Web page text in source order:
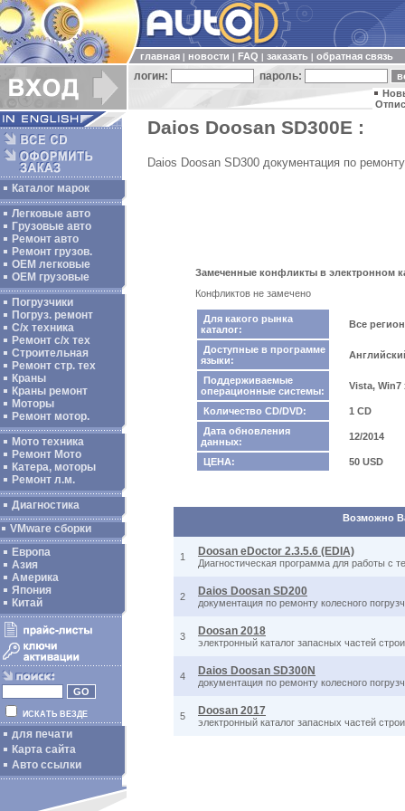
главная новости FAQ заказать обратная связь
логин: пароль:
Каталог марок
Легковые авто
Грузовые авто
Ремонт авто
Ремонт грузов.
ОЕМ легковые
OEM грузовые
Погрузчики
Погруз. ремонт
С/х техника
Ремонт с/х тех
Строительная
Ремонт стр. тех
Краны
Краны ремонт
Моторы
Ремонт мотор.
Мото техника
Ремонт Мото
Катера, моторы
Ремонт л.м.
Диагностика
VMware сборки
Европа
Азия
Америка
Япония
Китай
ИСКАТЬ ВЕЗДЕ
для печати
Карта сайта
Авто ссылки
Daios Doosan SD300E :
Daios Doosan SD300 документация по
Замеченные конфликты в электронном
Конфликтов не замечено
Для какого рынка
каталог:
Все
Доступные в программе
языки:
Поддерживаемые
операционные системы:
Vista, Win7
Количество CD/DVD:
1 CD
Дата обновления
данных:
12/2014
ЦЕНА: 50 USD
Возможно
1 Doosan eDoctor 2.3.5.6 (EDIA)
Диагностическая программа для работы с
2 Daios Doosan SD200
документация по ремонту колесного
3 Doosan 2018
электронный каталог запасных частей
4 Daios Doosan SD300N
документация по ремонту колесного
5 Doosan 2017
электронный каталог запасных частей